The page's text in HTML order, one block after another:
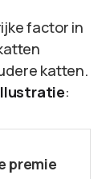
factor in
katten.
:
premie